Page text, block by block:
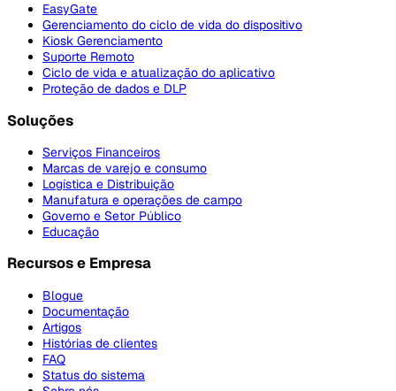
EasyGate
Gerenciamento do ciclo de vida do dispositivo
Kiosk Gerenciamento
Suporte Remoto
Ciclo de vida e atualização do aplicativo
Proteção de dados e DLP
Soluções
Serviços Financeiros
Marcas de varejo e consumo
Logística e Distribuição
Manufatura e operações de campo
Governo e Setor Público
Educação
Recursos e Empresa
Blogue
Documentação
Artigos
Histórias de clientes
FAQ
Status do sistema